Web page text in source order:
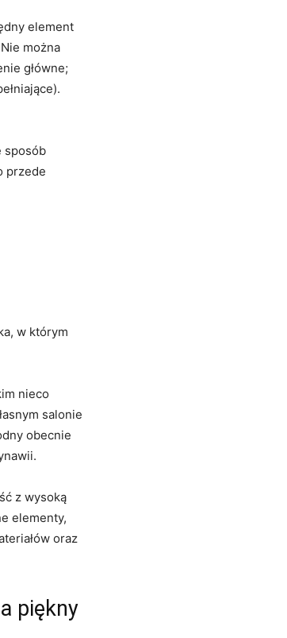
element
można
główne;
sposób
przede
w którym
nieco
salonie
obecnie
z wysoką
elementy,
oraz
piękny